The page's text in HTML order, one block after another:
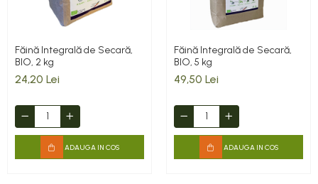
Făină Integrală de Secară,
BIO, 2 kg
24,20 Lei
ADAUGA IN COS
Făină Integrală de Secară,
BIO, 5 kg
49,50 Lei
ADAUGA IN COS